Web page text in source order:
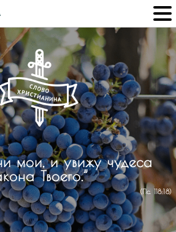
мои, и увижу чудеса
Твоего.”
(Пс. 118:18)